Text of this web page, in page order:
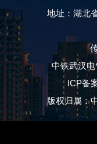
地址：湖北
中铁武汉
ICP备
版权归属：